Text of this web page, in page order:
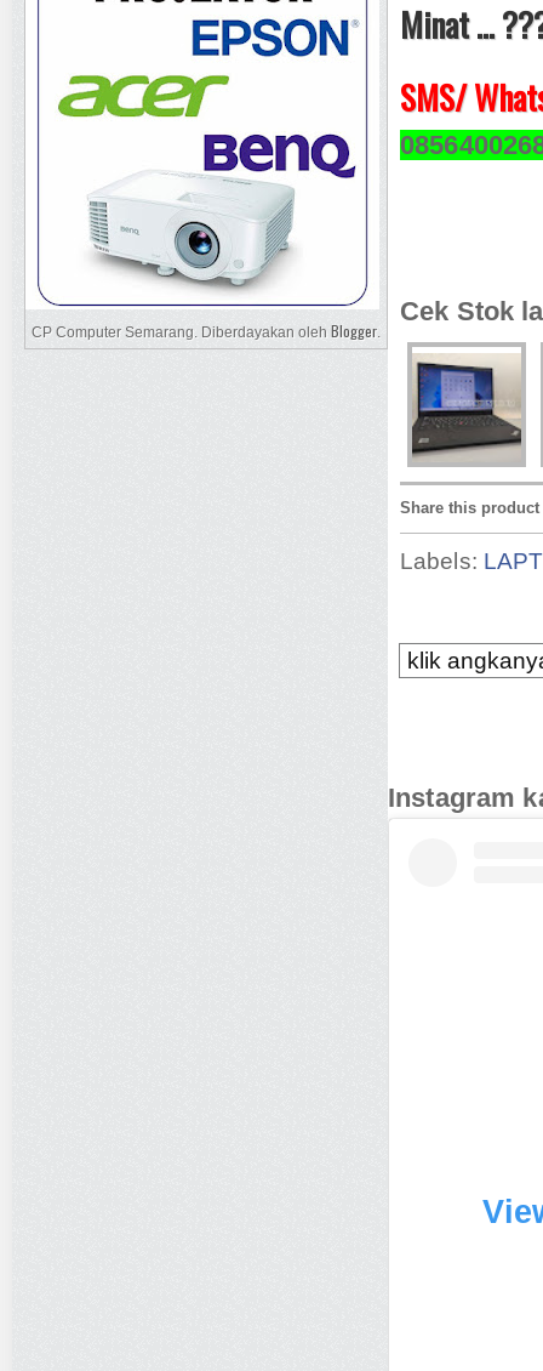
Minat ...
SMS/
Cek Stok
Share this product
Labels:
klik
Instagram
CP Computer Semarang. Diberdayakan oleh Blogger.